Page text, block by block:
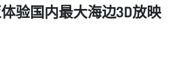
验国内最大海边3D放映